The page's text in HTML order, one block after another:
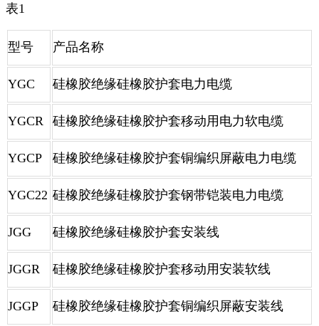
表1
型号 产品名称
YGC 硅橡胶绝缘硅橡胶护套电力电缆
YGCR 硅橡胶绝缘硅橡胶护套移动用电力软电缆
YGCP 硅橡胶绝缘硅橡胶护套铜编织屏蔽电力电缆
YGC22 硅橡胶绝缘硅橡胶护套钢带铠装电力电缆
JGG 硅橡胶绝缘硅橡胶护套安装线
JGGR 硅橡胶绝缘硅橡胶护套移动用安装软线
JGGP 硅橡胶绝缘硅橡胶护套铜编织屏蔽安装线